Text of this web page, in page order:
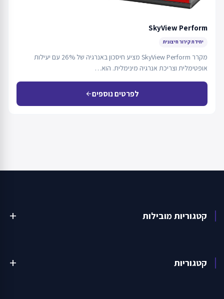
SkyView Perform
יחידת קירור חיצונית
מקרר SkyView Perform מציע חיסכון באנרגיה של 26% עם יעילות
אופטימלית וצריכת אנרגיה מינימלית. הוא…
לפרטים נוספיםarrow_back
קטגוריות מובילות add
קטגוריות add